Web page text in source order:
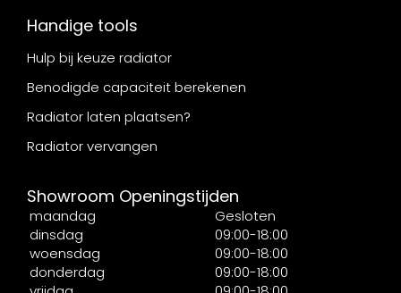
Handige tools
Hulp bij keuze radiator
Benodigde capaciteit berekenen
Radiator laten plaatsen?
Radiator vervangen
Showroom Openingstijden
maandag
Gesloten
dinsdag
09:00-18:00
woensdag
09:00-18:00
donderdag
09:00-18:00